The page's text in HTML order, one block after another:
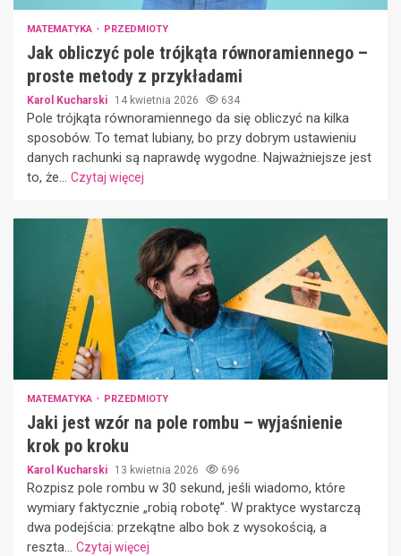
MATEMATYKA PRZEDMIOTY
Jak obliczyć pole trójkąta równoramiennego –
proste metody z przykładami
Karol Kucharski 14 kwietnia 2026 634
Pole trójkąta równoramiennego da się obliczyć na kilka
sposobów. To temat lubiany, bo przy dobrym ustawieniu
danych rachunki są naprawdę wygodne. Najważniejsze jest
to, że... Czytaj więcej
MATEMATYKA PRZEDMIOTY
Jaki jest wzór na pole rombu – wyjaśnienie
krok po kroku
Karol Kucharski 13 kwietnia 2026 696
Rozpisz pole rombu w 30 sekund, jeśli wiadomo, które
wymiary faktycznie „robią robotę”. W praktyce wystarczą
dwa podejścia: przekątne albo bok z wysokością, a
reszta... Czytaj więcej